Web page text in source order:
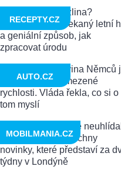
RECEPTY.CZ
AUTO.CZ
MOBILMANIA.CZ